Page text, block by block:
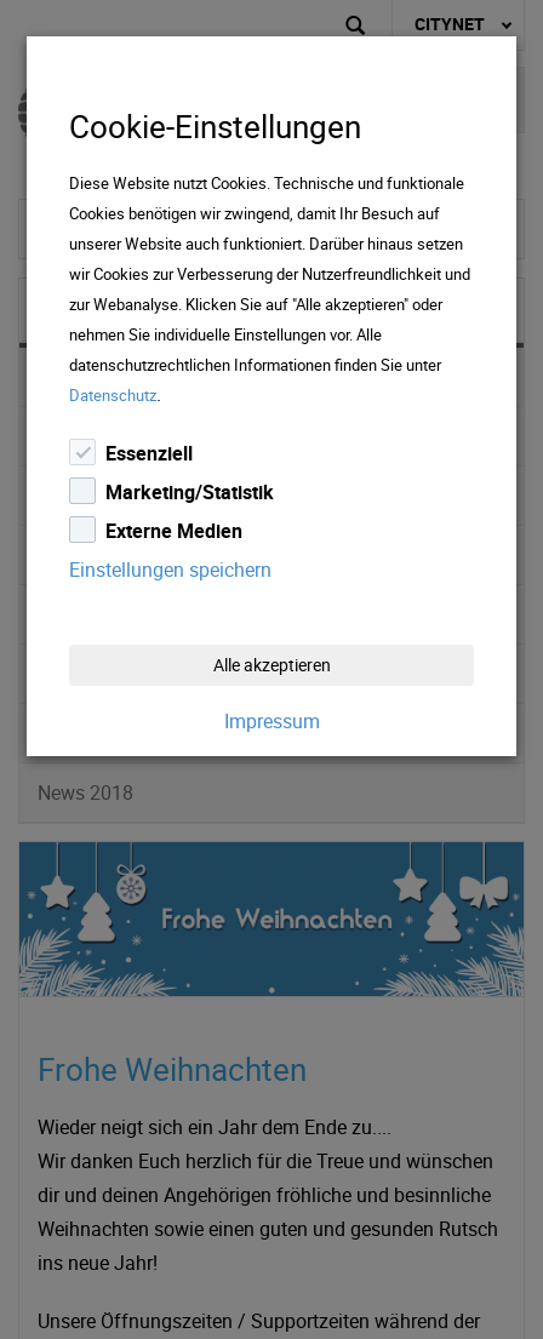
CITYNET
Frohe Weihnachten
Wieder neigt sich ein Jahr dem Ende zu....
Wir danken Euch herzlich für die Treue und wünschen
dir und deinen Angehörigen fröhliche und besinnliche
Weihnachten sowie einen guten und gesunden Rutsch
ins neue Jahr!
Unsere Öffnungszeiten / Supportzeiten während der
NEWS & MEDIA
News 2025
News 2024
News 2023
News 2018
Cookie-Einstellungen
Diese Website nutzt Cookies. Technische und funktionale
Cookies benötigen wir zwingend, damit Ihr Besuch auf
unserer Website auch funktioniert. Darüber hinaus setzen
wir Cookies zur Verbesserung der Nutzerfreundlichkeit und
zur Webanalyse. Klicken Sie auf "Alle akzeptieren" oder
nehmen Sie individuelle Einstellungen vor. Alle
datenschutzrechtlichen Informationen finden Sie unter
Datenschutz.
Essenziell
Marketing/Statistik
Externe Medien
Einstellungen speichern
Alle akzeptieren
Impressum